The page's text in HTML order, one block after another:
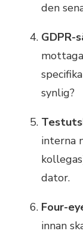
den
GDPR-
synlig?
interna
dator.
Four-
innan